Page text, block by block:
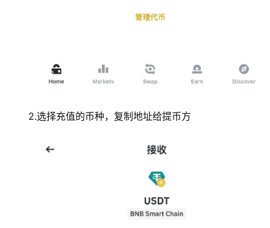
2.选择充值的币种，复制地址给提币方